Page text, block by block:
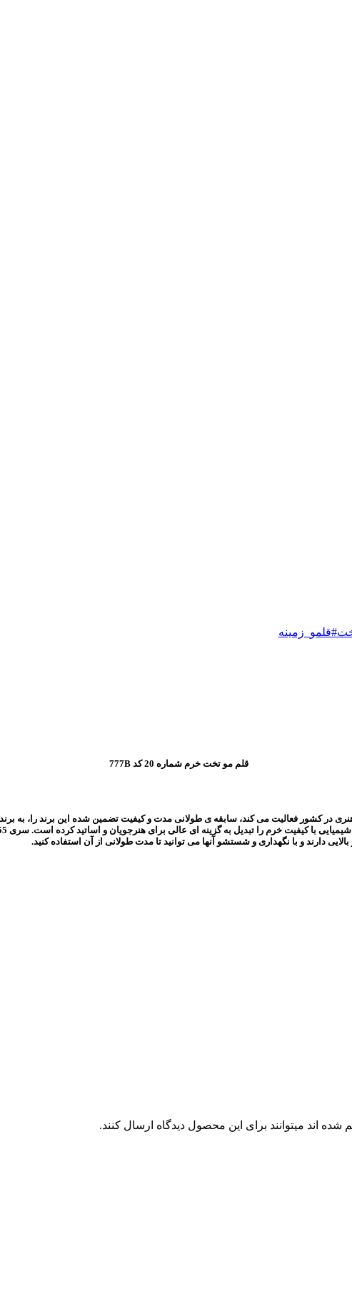
قلم مو تخت خرم شماره 20 کد 777B
زمینه تولیدات محصولات هنری در کشور فعالیت می کند، سابقه ی طولانی مدت و کیفیت تضمین شده این
اند میتوانند برای این محصول دیدگاه ارسال کنند.